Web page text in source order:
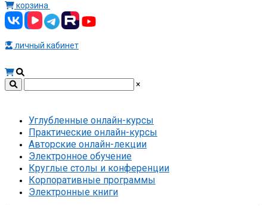
корзина
личный кабинет
×
Углубленные онлайн-курсы
Практические онлайн-курсы
Авторские онлайн-лекции
Электронное обучение
Круглые столы и конференции
Корпоративные программы
Электронные книги